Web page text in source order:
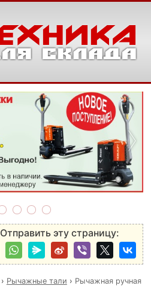
›
Отправить эту страницу:
› Рычажные тали › Рычажная ручная